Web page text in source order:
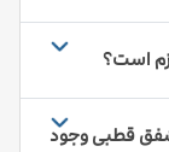
است؟
شفق قطبی وجود